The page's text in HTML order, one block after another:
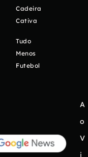
Cadeira
Cativa
Tudo
Menos
Futebol
A
o
V
i